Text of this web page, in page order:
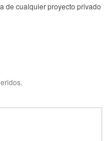
de cualquier proyecto privado